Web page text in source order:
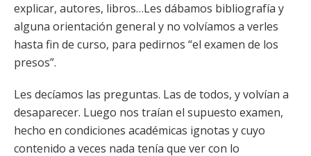
explicar, autores, libros…Les dábamos bibliografía y
alguna orientación general y no volvíamos a verles
hasta fin de curso, para pedirnos “el examen de los
presos”.
Les decíamos las preguntas. Las de todos, y volvían a
desaparecer. Luego nos traían el supuesto examen,
hecho en condiciones académicas ignotas y cuyo
contenido a veces nada tenía que ver con lo